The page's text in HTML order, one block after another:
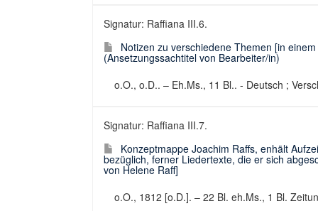
Signatur: Raffiana III.6.
Notizen zu verschiedene Themen [in
(Ansetzungssachtitel von Bearbeiter/in)
o.O., o.D.. – Eh.Ms., 11 Bl.. - Deutsch ;
Signatur: Raffiana III.7.
Konzeptmappe Joachim Raffs, enhält
bezüglich, ferner Liedertexte, die er sich
von Helene Raff]
o.O., 1812 [o.D.]. – 22 Bl. eh.Ms., 1 Bl.